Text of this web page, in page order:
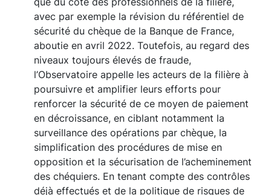
avec par exemple la révision du référentiel de
sécurité du chèque de la Banque de France,
aboutie en avril 2022. Toutefois, au regard des
niveaux toujours élevés de fraude,
l’Observatoire appelle les acteurs de la filière à
poursuivre et amplifier leurs efforts pour
renforcer la sécurité de ce moyen de paiement
en décroissance, en ciblant notamment la
surveillance des opérations par chèque, la
simplification des procédures de mise en
opposition et la sécurisation de l’acheminement
des chéquiers. En tenant compte des contrôles
déjà effectués et de la politique de risques de